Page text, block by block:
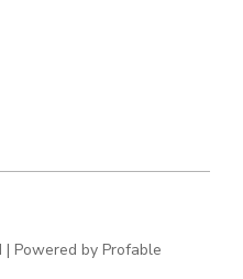
| Powered by Profable